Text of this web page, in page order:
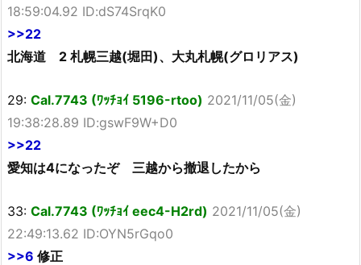
18:59:04.92 ID:dS74SrqK0
>>22
北海道 2 札幌三越(堀田)、大丸札幌(グロリアス)
29: Cal.7743 (ﾜｯﾁｮｲ 5196-rtoo) 2021/11/05(金)
19:38:28.89 ID:gswF9W+D0
>>22
愛知は4になったぞ 三越から撤退したから
33: Cal.7743 (ﾜｯﾁｮｲ eec4-H2rd) 2021/11/05(金)
22:49:13.62 ID:OYN5rGqo0
>>6 修正